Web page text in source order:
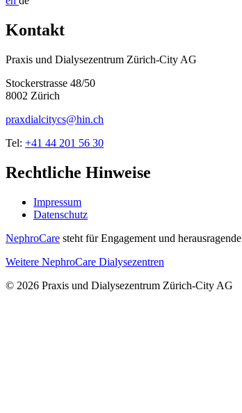
Kontakt
Praxis und Dialysezentrum Zürich-City AG
Stockerstrasse 48/50
8002 Zürich
praxdialcitycs@hin.ch
Tel: +41 44 201 56 30
Rechtliche Hinweise
Impressum
Datenschutz
NephroCare steht für Engagement und
Weitere NephroCare Dialysezentren
© 2026 Praxis und Dialysezentrum Zürich-City AG